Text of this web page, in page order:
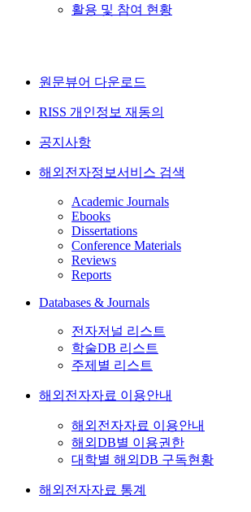
활용 및 참여 현황
원문뷰어 다운로드
RISS 개인정보 재동의
공지사항
해외전자정보서비스 검색
Academic Journals
Ebooks
Dissertations
Conference Materials
Reviews
Reports
Databases & Journals
전자저널 리스트
학술DB 리스트
주제별 리스트
해외전자자료 이용안내
해외전자자료 이용안내
해외DB별 이용권한
대학별 해외DB 구독현황
해외전자자료 통계